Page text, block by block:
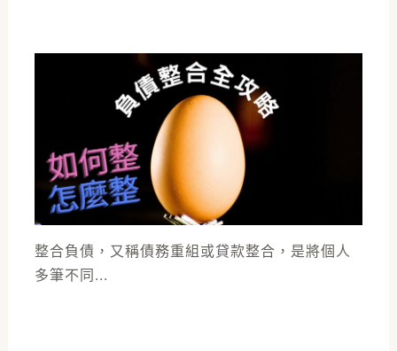
整合負債，又稱債務重組或貸款整合，是將個人
多筆不同...